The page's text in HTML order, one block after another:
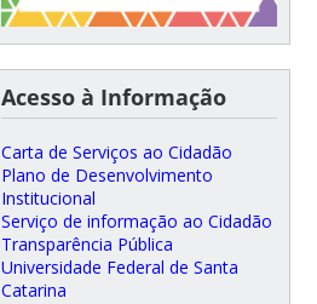
Acesso à Informação
Carta de Serviços ao Cidadão
Plano de Desenvolvimento
Institucional
Serviço de informação ao Cidadão
Transparência Pública
Universidade Federal de Santa
Catarina